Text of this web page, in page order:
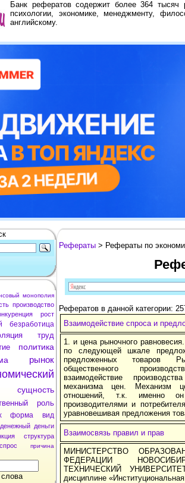
Банк рефератов содержит более 364 тысяч
психологии, экономике, менеджменту,
английскому.
монополия
производство
рост
безработица
труд
политика
рынок
сущность
роль
форма
вид
денежный деньги
структура
спрос
причина
Рефераты > Рефераты по
Рефератов в данной категории:
Взаимодействие спроса и
1. и цена рыночного
по следующей шкале
предложенных товаров
общественного
взаимодействие
механизма цен. Механизм
отношений, т.к. именно
производителями и
уравновешивая предложения
Взаимосвязь правил и прав
МИНИСТЕРСТВО
ФЕДЕРАЦИИ
ТЕХНИЧЕСКИЙ
дисциплине